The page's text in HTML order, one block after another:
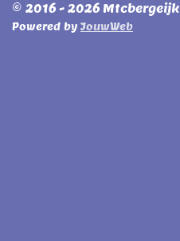
© 2016 - 2026 Mtcbergeijk
Powered by JouwWeb